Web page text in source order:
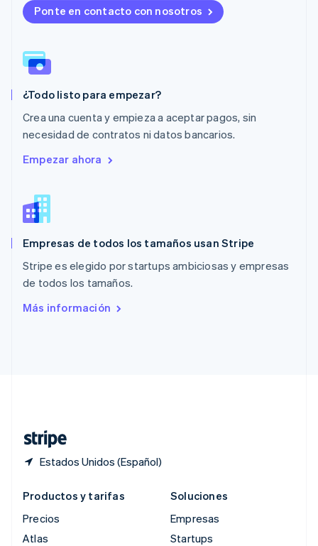
Ponte en contacto con nosotros
¿Todo listo para empezar?
Crea una cuenta y empieza a aceptar pagos, sin
necesidad de contratos ni datos bancarios.
Empezar ahora
Empresas de todos los tamaños usan Stripe
Stripe es elegido por startups ambiciosas y empresas
de todos los tamaños.
Más información
Estados Unidos (Español)
Malta
English
Español
Noruega
Nueva Zelandia
Países Bajos
Nederlands English
Polonia
Português
RAE de Hong Kong, China
Reino Unido
República Checa
English
English
Productos y tarifas
Precios
Atlas
Soluciones
Empresas
Startups